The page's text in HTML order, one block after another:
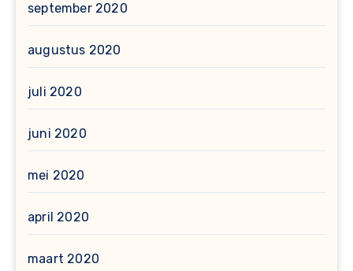
september 2020
augustus 2020
juli 2020
juni 2020
mei 2020
april 2020
maart 2020